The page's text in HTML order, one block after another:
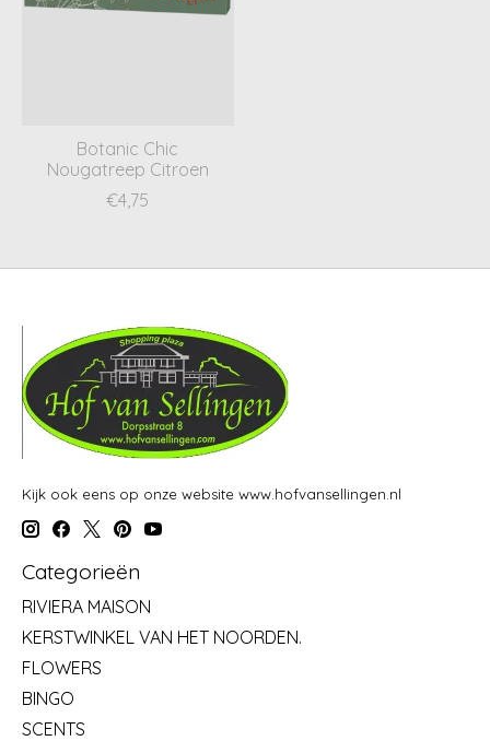
Botanic Chic
Nougatreep Citroen
€4,75
Kijk ook eens op onze website www.hofvansellingen.nl
Categorieën
RIVIERA MAISON
KERSTWINKEL VAN HET NOORDEN.
FLOWERS
BINGO
SCENTS